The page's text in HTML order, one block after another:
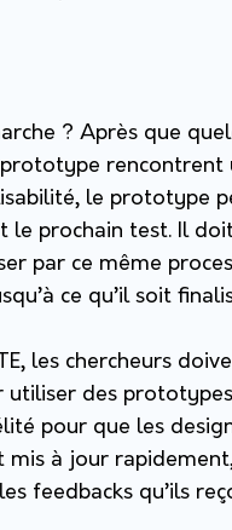
? Après que
rencontrent
le prototype
le prochain test. Il
par ce même
ce qu’il soit
les chercheurs
utiliser des
pour que les
mis à jour
feedbacks qu’ils